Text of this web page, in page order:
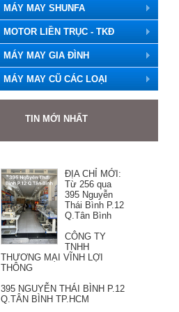
MÁY MAY SHUNFA
MOTOR LIỀN TRỤC - TKĐ
MÁY MAY GIA ĐÌNH
MÁY MAY CŨ CÁC LOẠI
TIN MỚI NHẤT
Từ 256 qua
395 Nguyễn
Thái Bình P.12
Q.Tân Bình
CÔNG TY
TNHH
THƯƠNG MẠI VĨNH LỢI
THÔNG
395 NGUYỄN THÁI BÌNH P.12
Q.TÂN BÌNH TP.HCM
Hotline: Mr Hùng 0989501868